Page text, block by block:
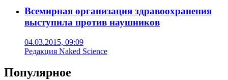
Всемирная организация здравоохранения
выступила против наушников
04.03.2015, 09:09
Редакция Naked Science
Популярное